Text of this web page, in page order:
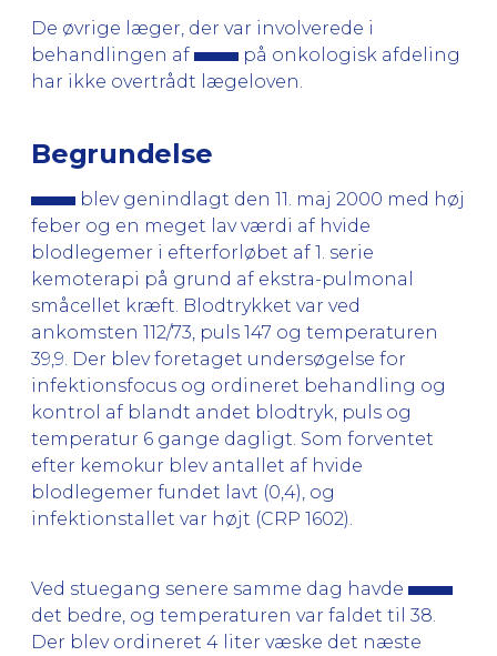
De øvrige læger, der var involverede i
behandlingen af
på onkologisk afdeling
har ikke overtrådt lægeloven.
Begrundelse
blev genindlagt den 11. maj 2000 med høj
feber og en meget lav værdi af hvide
blodlegemer i efterforløbet af 1. serie
kemoterapi på grund af ekstra-pulmonal
småcellet kræft. Blodtrykket var ved
ankomsten 112/73, puls 147 og temperaturen
39,9. Der blev foretaget undersøgelse for
infektionsfocus og ordineret behandling og
kontrol af blandt andet blodtryk, puls og
temperatur 6 gange dagligt. Som forventet
efter kemokur blev antallet af hvide
blodlegemer fundet lavt (0,4), og
infektionstallet var højt (CRP 1602).
Ved stuegang senere samme dag havde
det bedre, og temperaturen var faldet til 38.
Der blev ordineret 4 liter væske det næste